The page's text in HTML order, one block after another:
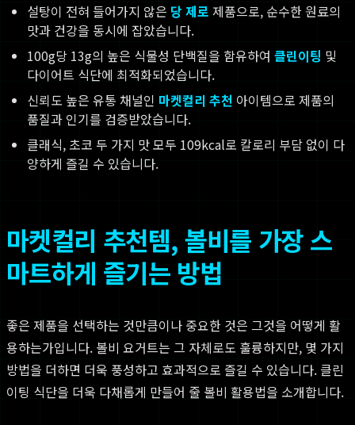
설탕이 전혀 들어가지 않은 당 제로 제품으로, 순수한 원료의
맛과 건강을 동시에 잡았습니다.
100g당 13g의 높은 식물성 단백질을 함유하여 클린이팅 및
다이어트 식단에 최적화되었습니다.
신뢰도 높은 유통 채널인 마켓컬리 추천 아이템으로 제품의
품질과 인기를 검증받았습니다.
클래식, 초코 두 가지 맛 모두 109kcal로 칼로리 부담 없이 다
양하게 즐길 수 있습니다.
마켓컬리 추천템, 볼비를 가장 스
마트하게 즐기는 방법
좋은 제품을 선택하는 것만큼이나 중요한 것은 그것을 어떻게 활
용하는가입니다. 볼비 요거트는 그 자체로도 훌륭하지만, 몇 가지
방법을 더하면 더욱 풍성하고 효과적으로 즐길 수 있습니다. 클린
이팅 식단을 더욱 다채롭게 만들어 줄 볼비 활용법을 소개합니다.